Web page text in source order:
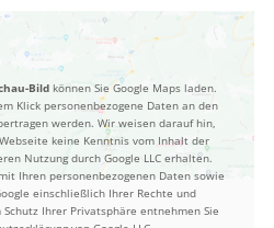
Bild können Sie Google Maps laden.
Klick personenbezogene Daten an den
werden. Wir weisen darauf hin,
keine Kenntnis vom Inhalt der
Nutzung durch Google LLC erhalten.
Ihren personenbezogenen Daten sowie
einschließlich Ihrer Rechte und
Ihrer Privatsphäre entnehmen Sie